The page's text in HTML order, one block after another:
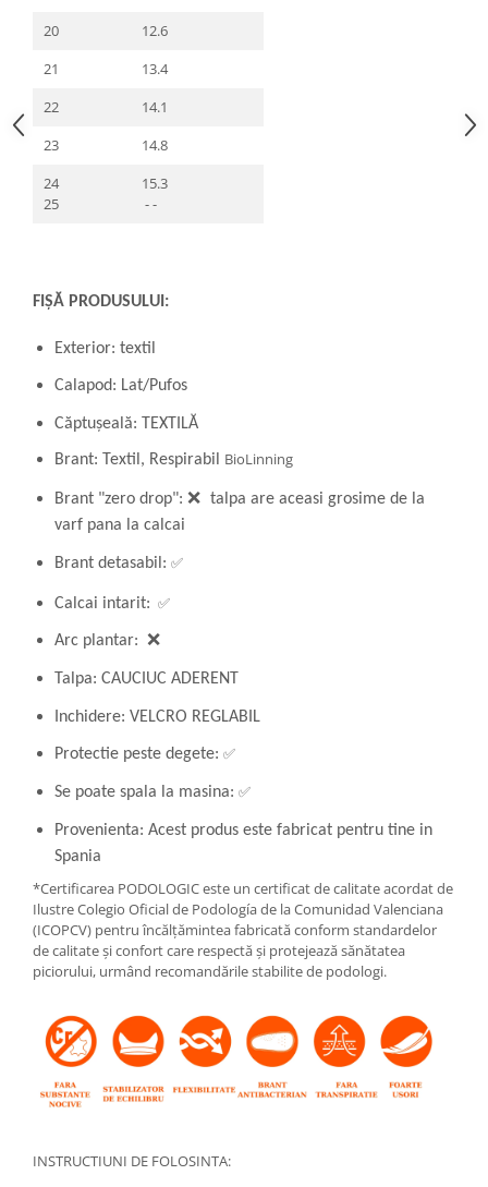
20
12.6
21
13.4
22
14.1
23
14.8
24
25
15.3
- -
FIȘĂ PRODUSULUI:
Exterior: textil
Calapod: Lat/Pufos
Căptușeală: TEXTILĂ
Brant: Textil, Respirabil BioLinning
Brant "zero drop": ❌ talpa are aceasi grosime de la
varf pana la calcai
Brant detasabil: ✅
Calcai intarit: ✅
Arc plantar: ❌
Talpa: CAUCIUC ADERENT
Inchidere: VELCRO REGLABIL
Protectie peste degete: ✅
Se poate spala la masina: ✅
Provenienta: Acest produs este fabricat pentru tine in
Spania
*Certificarea PODOLOGIC este un certificat de calitate acordat de
Ilustre Colegio Oficial de Podología de la Comunidad Valenciana
(ICOPCV) pentru încălțămintea fabricată conform standardelor
de calitate și confort care respectă și protejează sănătatea
piciorului, urmând recomandările stabilite de podologi.
INSTRUCTIUNI DE FOLOSINTA: